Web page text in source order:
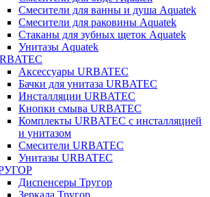
Смесители для ванны и душа Aquatek
Смесители для раковины Aquatek
Стаканы для зубных щеток Aquatek
Унитазы Aquatek
Аксессуары URBATEC
Бачки для унитаза URBATEC
Инсталляции URBATEC
Кнопки смыва URBATEC
Комплекты URBATEC с инсталляцией
и унитазом
Смесители URBATEC
Унитазы URBATEC
Диспенсеры Тругор
Зеркала Тругор